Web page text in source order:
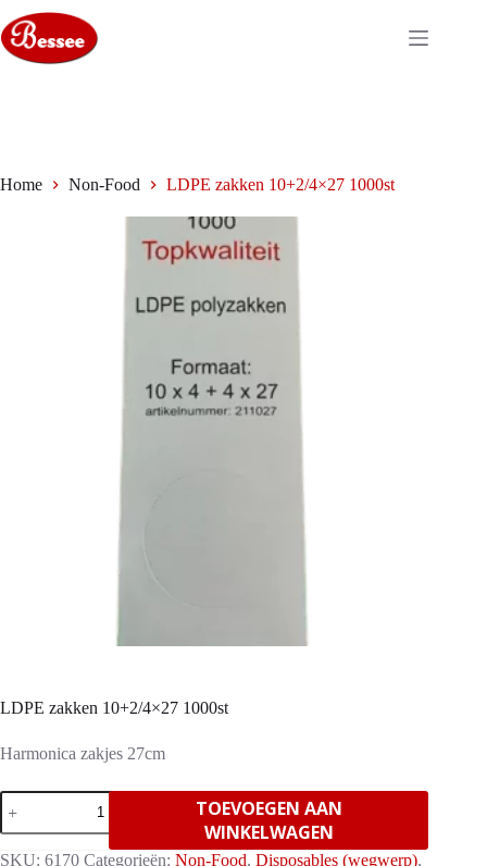
naar
de
inhoud
Home Non-Food LDPE zakken 10+2/4×27 1000st
LDPE zakken 10+2/4×27 1000st
Harmonica zakjes 27cm
LDPE
zakken
10+2/4x27
1000st
TOEVOEGEN AAN
WINKELWAGEN
SKU: 6170 Categorieën: Non-Food, Disposables (wegwerp),